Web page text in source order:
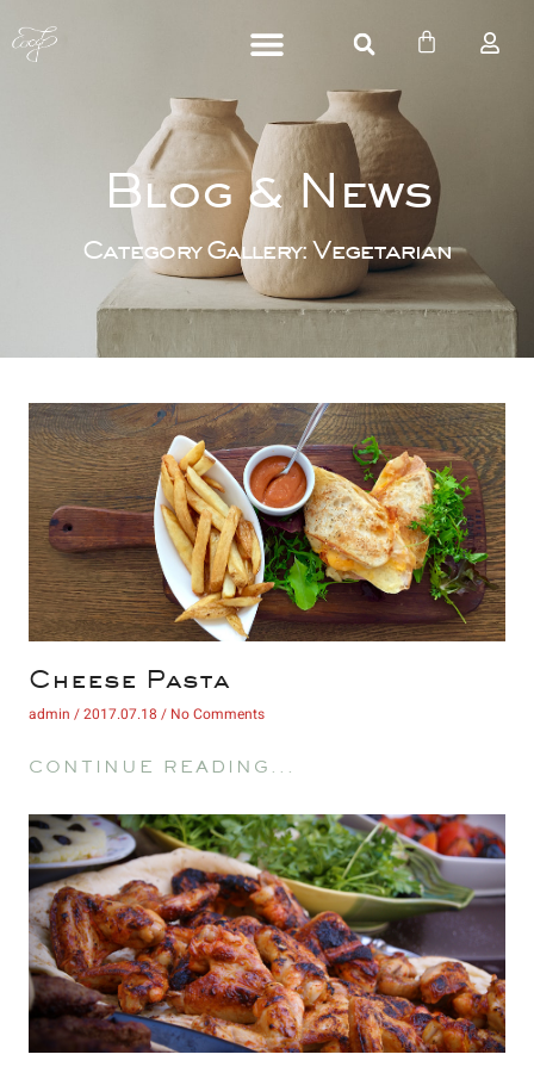
Blog & New
Category Gallery: Vegetarian
Cheese Pasta
admin 2017.07.18 No Comments
CONTINUE READING...